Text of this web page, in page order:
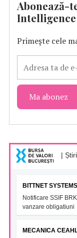
Abonează-
Intelligence
Primește cele
|
BITTNET
Notificare SSIF
vanzare obligatiuni
MECANICA